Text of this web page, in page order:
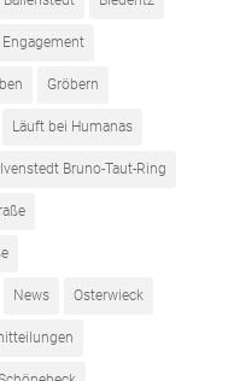
Engagement
Gröbern
Läuft bei Humanas
Bruno-Taut-Ring
News Osterwieck